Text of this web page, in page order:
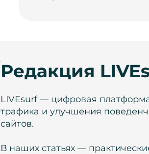
Редакция
LIVEsurf — цифровая
трафика и улучшения
сайтов.
В наших статьях —